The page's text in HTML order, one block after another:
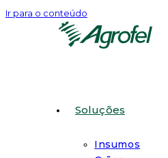
Ir para o conteúdo
Soluções
Insumos